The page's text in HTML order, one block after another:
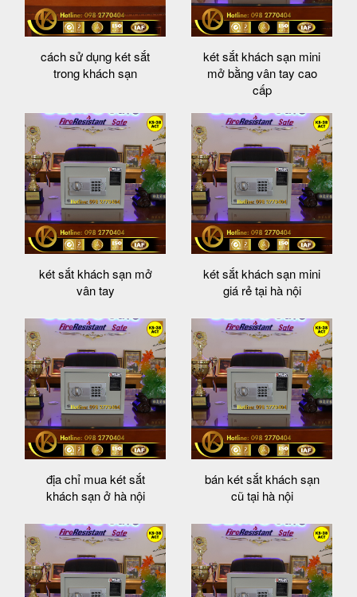
cách sử dụng két sắt
trong khách sạn
két sắt khách sạn mini
mở bằng vân tay cao
cấp
két sắt khách sạn mở
vân tay
két sắt khách sạn mini
giá rẻ tại hà nội
địa chỉ mua két sắt
khách sạn ở hà nội
bán két sắt khách sạn
cũ tại hà nội